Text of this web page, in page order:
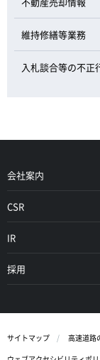
維持修繕等業務
入札談合等の不
会社案内
CSR
IR
採用
サイトマップ 高速道路